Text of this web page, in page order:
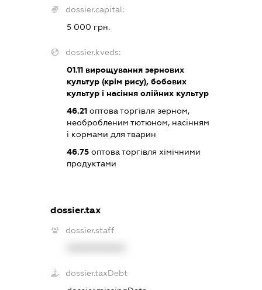
dossier.capital:
5 000 грн.
dossier.kveds:
01.11вирощування зернових
культур (крім рису), бобових
культур і насіння олійних культур
46.21оптова торгівля зерном,
необробленим тютюном, насінням
і кормами для тварин
46.75оптова торгівля хімічними
продуктами
dossier.tax
dossier.staff
dossier.taxDebt